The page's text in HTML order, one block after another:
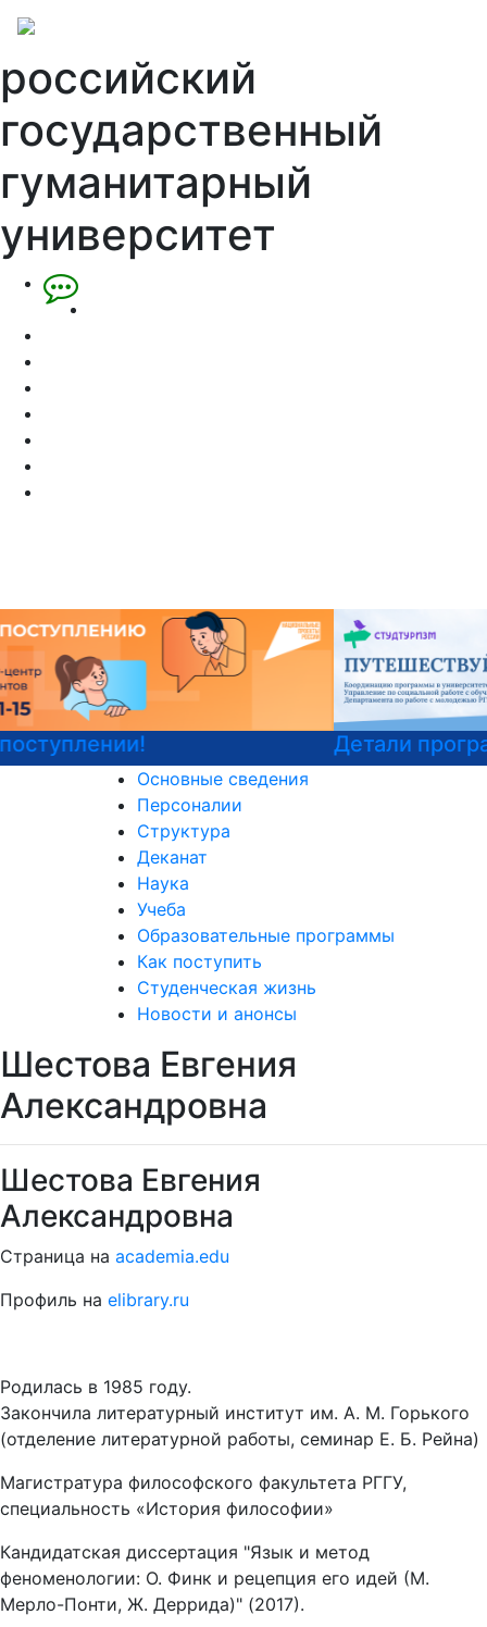
российский
государственный
гуманитарный
университет
Детали программы
Основные сведения
Персоналии
Структура
Деканат
Наука
Учеба
Образовательные программы
Как поступить
Студенческая жизнь
Новости и анонсы
Шестова Евгения
Александровна
Шестова Евгения
Александровна
Страница на academia.edu
Профиль на elibrary.ru
Родилась в 1985 году.
Закончила литературный институт им. А. М. Горького
(отделение литературной работы, семинар Е. Б. Рейна)
Магистратура философского факультета РГГУ,
специальность «История философии»
Кандидатская диссертация "Язык и метод
феноменологии: О. Финк и рецепция его идей (М.
Мерло-Понти, Ж. Деррида)" (2017).